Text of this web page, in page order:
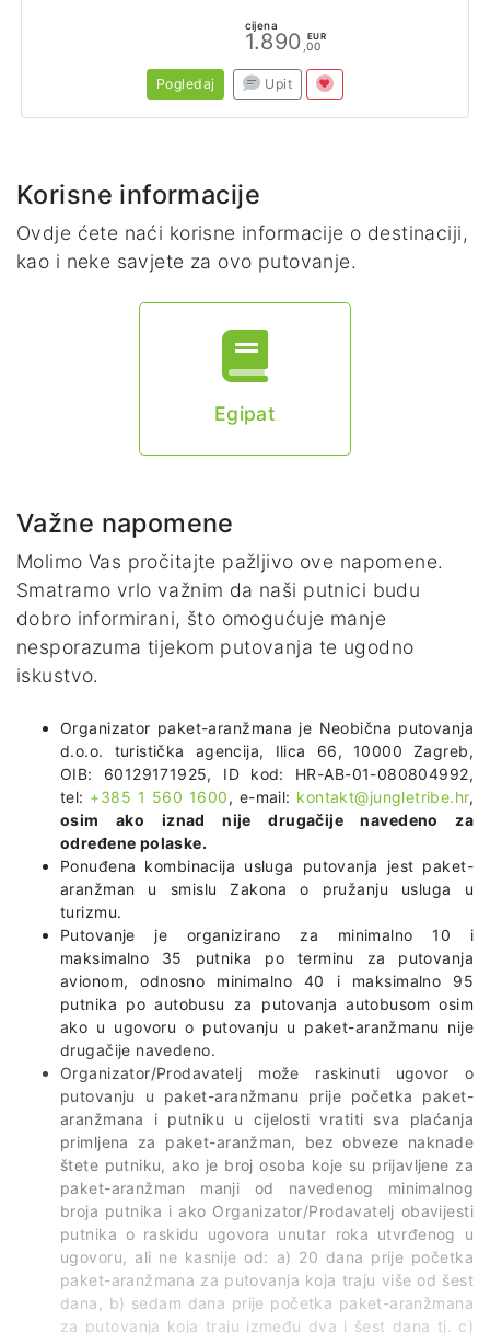
cijena
1.890 EUR
,00
Pogledaj Upit
Korisne informacije
Ovdje ćete naći korisne informacije o destinaciji,
kao i neke savjete za ovo putovanje.
Egipat
Važne napomene
Molimo Vas pročitajte pažljivo ove napomene.
Smatramo vrlo važnim da naši putnici budu
dobro informirani, što omogućuje manje
nesporazuma tijekom putovanja te ugodno
iskustvo.
Organizator paket-aranžmana je Neobična putovanja
d.o.o. turistička agencija, Ilica 66, 10000 Zagreb,
OIB: 60129171925, ID kod: HR-AB-01-080804992,
tel: +385 1 560 1600, e-mail: kontakt@jungletribe.hr,
osim ako iznad nije drugačije navedeno za
određene polaske.
Ponuđena kombinacija usluga putovanja jest paket-
aranžman u smislu Zakona o pružanju usluga u
turizmu.
Putovanje je organizirano za minimalno 10 i
maksimalno 35 putnika po terminu za putovanja
avionom, odnosno minimalno 40 i maksimalno 95
putnika po autobusu za putovanja autobusom osim
ako u ugovoru o putovanju u paket-aranžmanu nije
drugačije navedeno.
Organizator/Prodavatelj može raskinuti ugovor o
putovanju u paket-aranžmanu prije početka paket-
aranžmana i putniku u cijelosti vratiti sva plaćanja
primljena za paket-aranžman, bez obveze naknade
štete putniku, ako je broj osoba koje su prijavljene za
paket-aranžman manji od navedenog minimalnog
broja putnika i ako Organizator/Prodavatelj obavijesti
putnika o raskidu ugovora unutar roka utvrđenog u
ugovoru, ali ne kasnije od: a) 20 dana prije početka
paket-aranžmana za putovanja koja traju više od šest
dana, b) sedam dana prije početka paket-aranžmana
za putovanja koja traju između dva i šest dana tj. c)